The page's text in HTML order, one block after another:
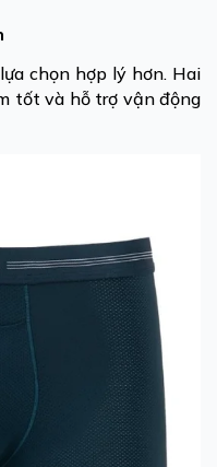
chọn hợp lý hơn. Hai
tốt và hỗ trợ vận động